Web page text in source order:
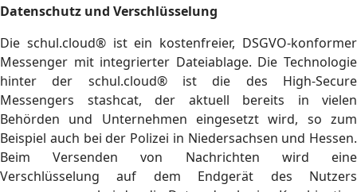
Datenschutz und Verschlüsselung
Die schul.cloud® ist ein kostenfreier, DSGVO-konformer
Messenger mit integrierter Dateiablage. Die Technologie
hinter der schul.cloud® ist die des High-Secure
Messengers stashcat, der aktuell bereits in vielen
Behörden und Unternehmen eingesetzt wird, so zum
Beispiel auch bei der Polizei in Niedersachsen und Hessen.
Beim Versenden von Nachrichten wird eine
Verschlüsselung auf dem Endgerät des Nutzers